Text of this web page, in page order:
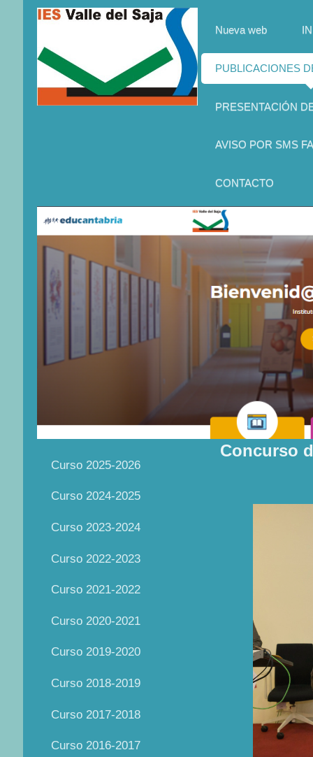
Nueva web
PUBLICACIONES
PRESENTACIÓN
AVISO POR SMS
CONTACTO
Concurso
Curso 2025-2026
Curso 2024-2025
Curso 2023-2024
Curso 2022-2023
Curso 2021-2022
Curso 2020-2021
Curso 2019-2020
Curso 2018-2019
Curso 2017-2018
Curso 2016-2017